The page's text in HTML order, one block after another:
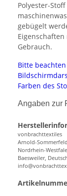
Polyester-
gebügelt
Gebrauch.
Bitte
Farben des
Angaben zur
vonbrachttextiles
Arnold-
Nordrhein-
Baesweiler,